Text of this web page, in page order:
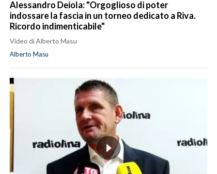
Alessandro Deiola: "Orgoglioso di poter
indossare la fascia in un torneo dedicato a Riva.
Ricordo indimenticabile"
Video di Alberto Masu
Alberto Masu